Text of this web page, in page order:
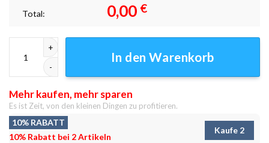
Total: 0,00 €
In den Warenkorb
Mehr kaufen, mehr sparen
Es ist Zeit, von den kleinen Dingen zu profitieren.
10% RABATT
10% Rabatt bei 2 Artikeln
Kaufe 2